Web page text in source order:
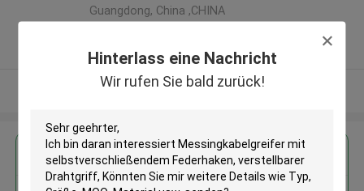
Hinterlass eine Nachricht
Wir rufen Sie bald zurück!
Guangdong, China ,CHINA
Sehen Sie mehr an
Erhalten Sie den besten Preis für